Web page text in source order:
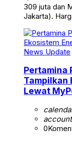
309 juta dan
Jakarta).
News Update
Pertamina
Tampilkan
Lewat
0